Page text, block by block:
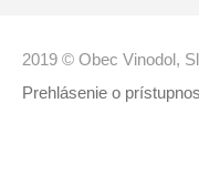
2019 © Obec Vinodol,
Prehlásenie o